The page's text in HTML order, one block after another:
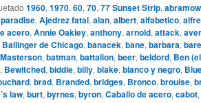
1960, 1970, 60, 70, 77 Sunset Strip,
, Ajedrez fatal, alan, albert, alfabetico,
acero, Annie Oakley, anthony, arnold, attack,
Ballinger de Chicago, banacek, bane, barbara,
, batman, battalion, beer, beldord, Ben
, Bewitched, biddle, billy, blake, blanco y negro,
, brad, Branded, bridges, Bronco, brouise,
law, burt, byrnes, byron, Caballo de acero, cabot,